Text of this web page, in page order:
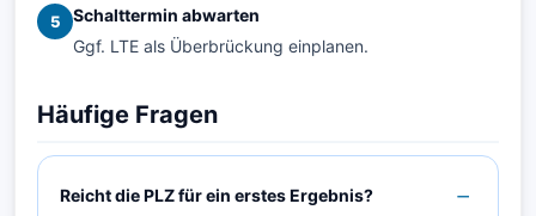
5
Schalttermin abwarten
Ggf. LTE als Überbrückung einplanen.
Häufige Fragen
Reicht die PLZ für ein erstes Ergebnis?